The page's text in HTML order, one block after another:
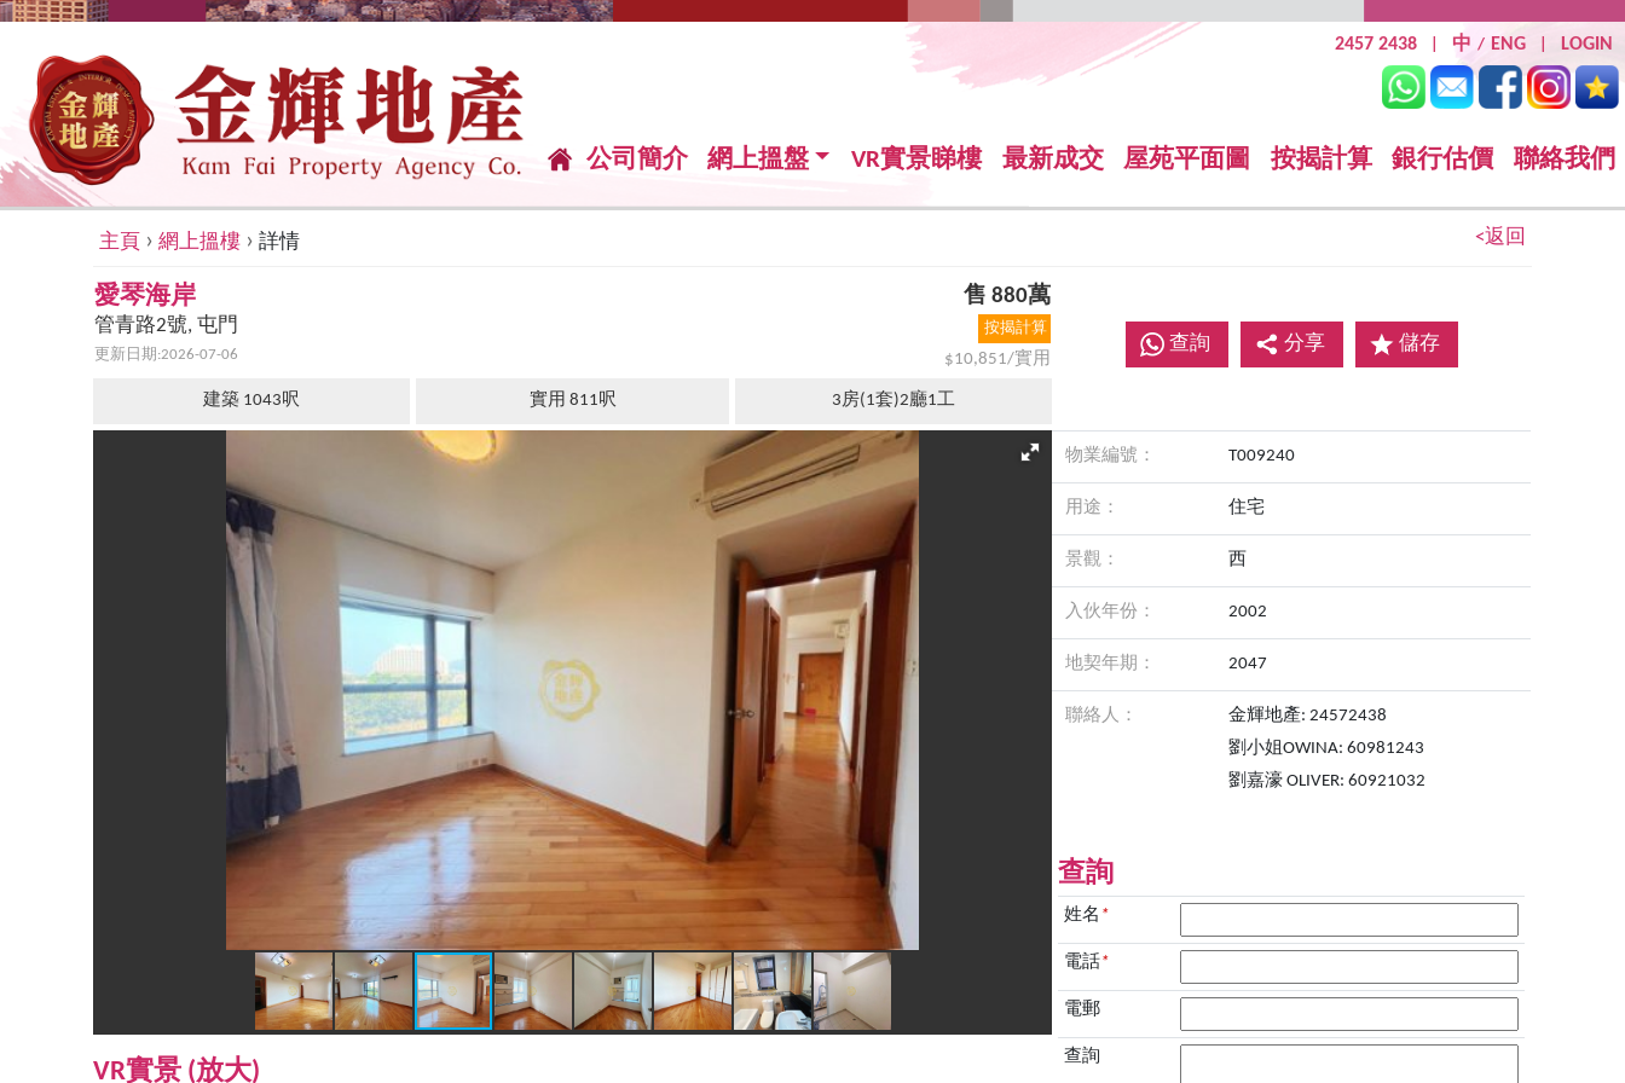
2457 2438 中 / ENG LOGIN
公司簡介 網上搵盤 VR實景睇樓 最新成交 屋苑平面圖 按揭計算 銀行估價 聯絡我們
主頁 › 網上搵樓 › 詳情 <返回
愛琴海岸
管青路2號, 屯門
更新日期:2026-07-06
售 880萬
按揭計算
$10,851/實用
建築 1043呎 實用 811呎 3房(1套)2廳1工
查詢 分享 儲存
VR實景 (放大)
物業編號： T009240
用途： 住宅
景觀： 西
入伙年份： 2002
地契年期： 2047
聯絡人：
金輝地產: 24572438
劉小姐OWINA: 60981243
劉嘉濠 OLIVER: 60921032
查詢
姓名 *
電話*
電郵
查詢